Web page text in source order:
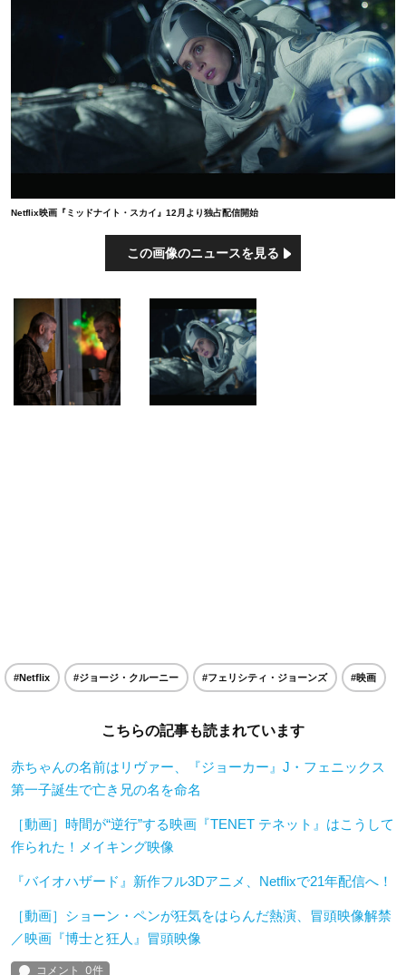
Netflix映画『ミッドナイト・スカイ』12月より独占配信開始
この画像のニュースを見る
#Netflix #ジョージ・クルーニー #フェリシティ・ジョーンズ #映画
こちらの記事も読まれています
赤ちゃんの名前はリヴァー、『ジョーカー』J・フェニックス
第一子誕生で亡き兄の名を命名
［動画］時間が“逆行”する映画『TENET テネット』はこうして
作られた！メイキング映像
『バイオハザード』新作フル3Dアニメ、Netflixで21年配信へ！
［動画］ショーン・ペンが狂気をはらんだ熱演、冒頭映像解禁
／映画『博士と狂人』冒頭映像